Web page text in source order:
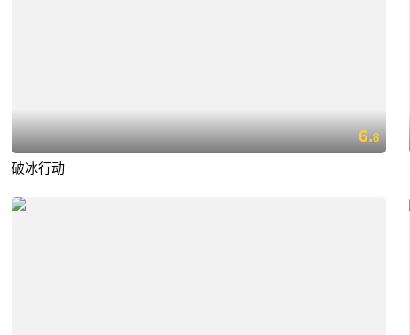
6.8
破冰行动